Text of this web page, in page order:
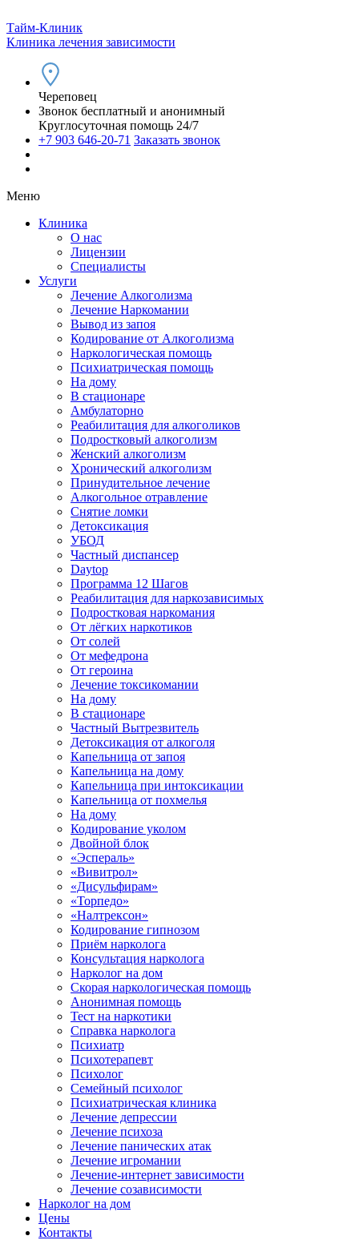
Тайм-Клиник
Клиника лечения зависимости
Череповец
Звонок бесплатный и анонимный
Круглосуточная помощь 24/7
+7 903 646-20-71 Заказать звонок
Меню
Клиника
О нас
Лицензии
Специалисты
Услуги
Лечение Алкоголизма
Лечение Наркомании
Вывод из запоя
Кодирование от Алкоголизма
Наркологическая помощь
Психиатрическая помощь
На дому
В стационаре
Амбулаторно
Реабилитация для алкоголиков
Подростковый алкоголизм
Женский алкоголизм
Хронический алкоголизм
Принудительное лечение
Алкогольное отравление
Снятие ломки
Детоксикация
УБОД
Частный диспансер
Daytop
Программа 12 Шагов
Реабилитация для наркозависимых
Подростковая наркомания
От лёгких наркотиков
От солей
От мефедрона
От героина
Лечение токсикомании
На дому
В стационаре
Частный Вытрезвитель
Детоксикация от алкоголя
Капельница от запоя
Капельница на дому
Капельница при интоксикации
Капельница от похмелья
На дому
Кодирование уколом
Двойной блок
«Эспераль»
«Вивитрол»
«Дисульфирам»
«Торпедо»
«Налтрексон»
Кодирование гипнозом
Приём нарколога
Консультация нарколога
Нарколог на дом
Скорая наркологическая помощь
Анонимная помощь
Тест на наркотики
Справка нарколога
Психиатр
Психотерапевт
Психолог
Семейный психолог
Психиатрическая клиника
Лечение депрессии
Лечение психоза
Лечение панических атак
Лечение игромании
Лечение-интернет зависимости
Лечение созависимости
Нарколог на дом
Цены
Контакты